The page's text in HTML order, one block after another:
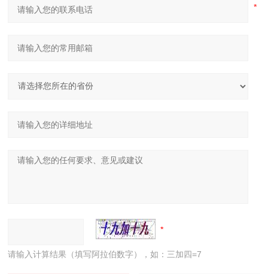
请输入计算结果（填写阿拉伯数字），如：三加四=7